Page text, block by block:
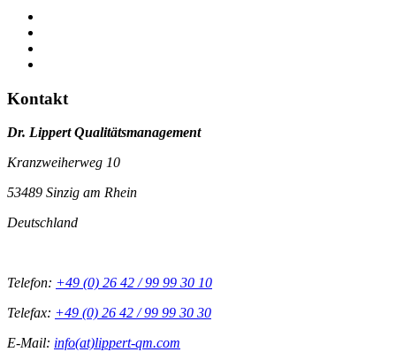
Kontakt
Dr. Lippert Qualitätsmanagement
Kranzweiherweg 10
53489 Sinzig am Rhein
Deutschland
Telefon: +49 (0) 26 42 / 99 99 30 10
Telefax: +49 (0) 26 42 / 99 99 30 30
E-Mail: info(at)lippert-qm.com